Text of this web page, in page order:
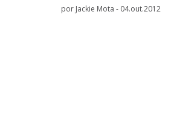
por Jackie Mota - 04.out.2012